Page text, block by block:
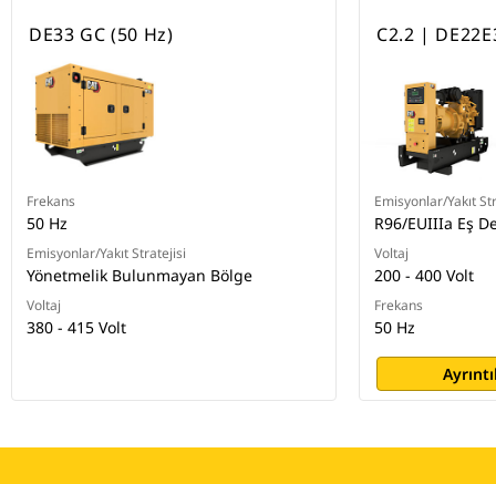
DE33 GC (50 Hz)
Frekans
50 Hz
Emisyonlar/Yakıt Stratejisi
Yönetmelik Bulunmayan Bölge
Voltaj
380 - 415 Volt
C2.2 |
Emisyonlar/Yakıt
R96/EUIIIa Eş
Voltaj
200 - 400 Volt
Frekans
50 Hz